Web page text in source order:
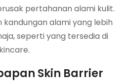
pertahanan alami kulit.
kandungan alami yang lebih
seperti yang tersedia di
Skin Barrier